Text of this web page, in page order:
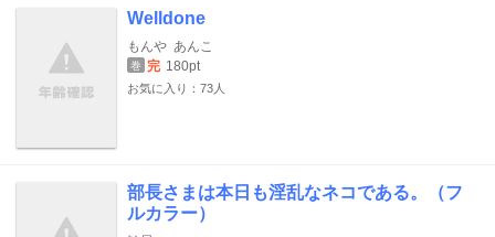
Welldone
もんや あんこ
巻 完 180pt
お気に入り：73人
部長さまは本日も淫乱なネコである。（フ
ルカラー）